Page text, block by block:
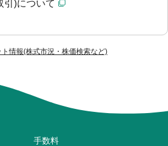
ト情報(株式市況・株価検索など)
引)について
手数料